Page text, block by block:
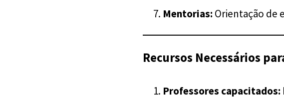
Mentorias: Orientação de
Recursos Necessários
Professores capacitados: